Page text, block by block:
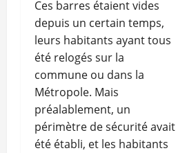
Ces barres étaient vides
depuis un certain temps,
leurs habitants ayant tous
été relogés sur la
commune ou dans la
Métropole. Mais
préalablement, un
périmètre de sécurité avait
été établi, et les habitants